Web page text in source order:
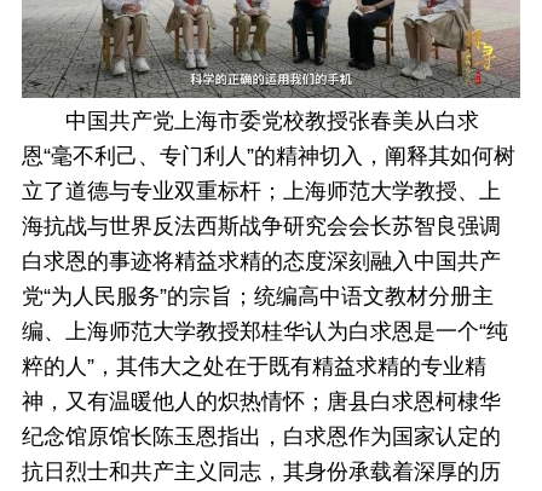
中国共产党上海市委党校教授张春美从白求
恩“毫不利己、专门利人”的精神切入，阐释其如何树
立了道德与专业双重标杆；上海师范大学教授、上
海抗战与世界反法西斯战争研究会会长苏智良强调
白求恩的事迹将精益求精的态度深刻融入中国共产
党“为人民服务”的宗旨；统编高中语文教材分册主
编、上海师范大学教授郑桂华认为白求恩是一个“纯
粹的人”，其伟大之处在于既有精益求精的专业精
神，又有温暖他人的炽热情怀；唐县白求恩柯棣华
纪念馆原馆长陈玉恩指出，白求恩作为国家认定的
抗日烈士和共产主义同志，其身份承载着深厚的历